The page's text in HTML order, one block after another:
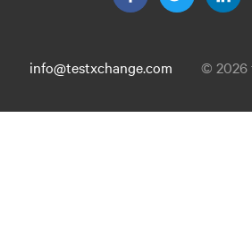
info@testxchange.com © 2026